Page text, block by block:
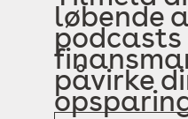
løbende
podcasts
påvirke